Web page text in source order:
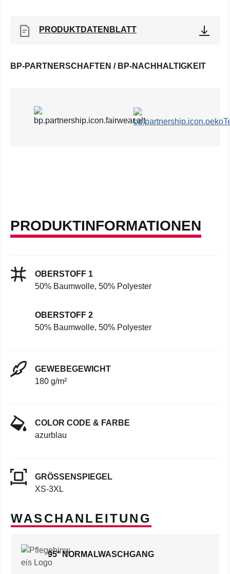
PRODUKTDATENBLATT
BP-PARTNERSCHAFTEN / BP-NACHHALTIGKEIT
PRODUKTINFORMATIONEN
OBERSTOFF 1
50% Baumwolle, 50% Polyester
OBERSTOFF 2
50% Baumwolle, 50% Polyester
GEWEBEGEWICHT
180 g/m²
COLOR CODE & FARBE
azurblau
GRÖSSENSPIEGEL
XS-3XL
WASCHANLEITUNG
95° NORMALWASCHGANG